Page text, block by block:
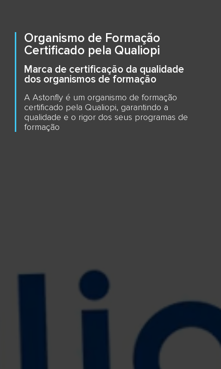
Organismo de Formação
Certificado pela Qualiopi
Marca de certificação da qualidade
dos organismos de formação
A Astonfly é um organismo de formação
certificado pela Qualiopi, garantindo a
qualidade e o rigor dos seus programas de
formação